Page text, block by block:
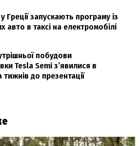
Греції запускають програму із
авто в таксі на електромобілі
побудови
Tesla Semi зʼявилися в
тижнів до презентації